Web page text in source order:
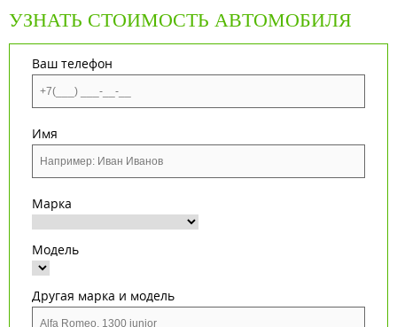
УЗНАТЬ СТОИМОСТЬ АВТОМОБИЛЯ
Ваш телефон
Имя
Марка
Модель
Другая марка и модель